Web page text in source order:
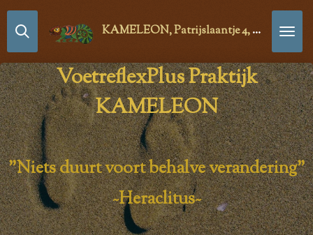
Ga
direct
naar
de
hoofdinhoud
KAMELEON, Patrijslaantje 4,
2171 LG
VoetreflexPlus Praktijk
KAMELEON
"Niets duurt voort behalve verandering"
~Heraclitus~